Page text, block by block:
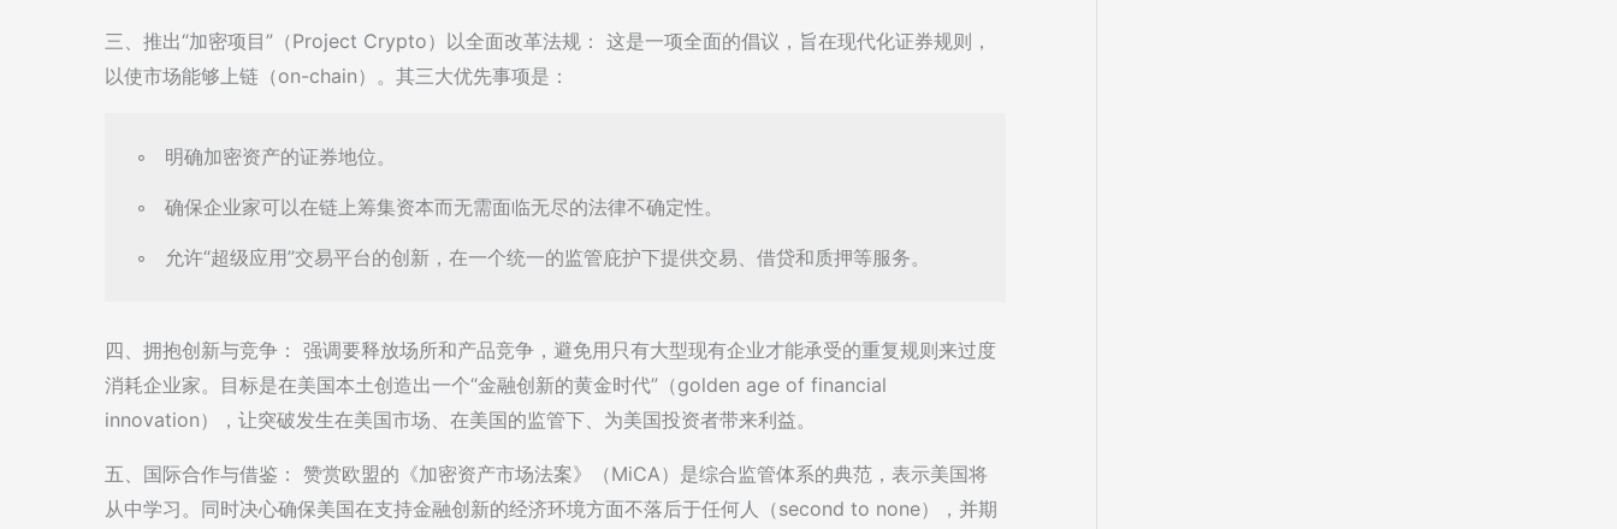
三、推出“加密项目”（Project Crypto）以全面改革法规： 这是一项全面的倡议，旨在现代化证券规则，
以使市场能够上链（on-chain）。其三大优先事项是：
◦   明确加密资产的证券地位。
◦   确保企业家可以在链上筹集资本而无需面临无尽的法律不确定性。
◦   允许“超级应用”交易平台的创新，在一个统一的监管庇护下提供交易、借贷和质押等服务。
四、拥抱创新与竞争： 强调要释放场所和产品竞争，避免用只有大型现有企业才能承受的重复规则来过度
消耗企业家。目标是在美国本土创造出一个“金融创新的黄金时代”（golden age of financial
innovation），让突破发生在美国市场、在美国的监管下、为美国投资者带来利益。
五、国际合作与借鉴： 赞赏欧盟的《加密资产市场法案》（MiCA）是综合监管体系的典范，表示美国将
从中学习。同时决心确保美国在支持金融创新的经济环境方面不落后于任何人（second to none），并期